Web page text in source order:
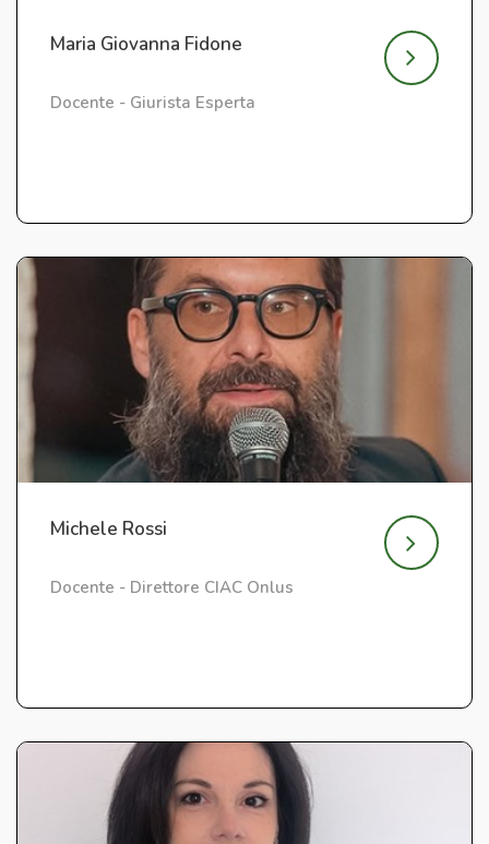
Maria Giovanna Fidone
Docente - Giurista Esperta
Michele Rossi
Docente - Direttore CIAC Onlus